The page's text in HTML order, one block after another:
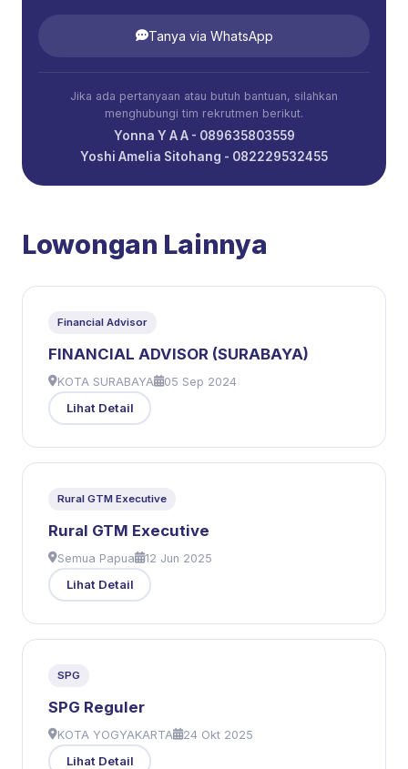
Tanya via WhatsApp
Jika ada pertanyaan atau butuh bantuan, silahkan
menghubungi tim rekrutmen berikut.
Yonna Y A A - 089635803559
Yoshi Amelia Sitohang - 082229532455
Lowongan Lainnya
Financial Advisor
FINANCIAL ADVISOR (SURABAYA)
KOTA SURABAYA 05 Sep 2024
Lihat Detail
Rural GTM Executive
Rural GTM Executive
Semua Papua 12 Jun 2025
Lihat Detail
SPG
SPG Reguler
KOTA YOGYAKARTA 24 Okt 2025
Lihat Detail